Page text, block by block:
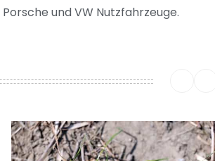
und VW Nutzfahrzeuge.